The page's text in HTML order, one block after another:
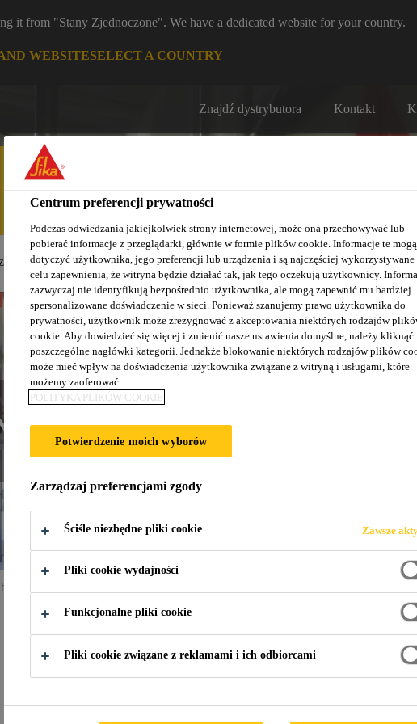
it from "Stany Zjednoczone". We have a dedicated website for your country.
WEBSITESELECT A COUNTRY
Znajdź dystrybutora Kontakt
Nasze realizacje Baza wiedzy / Dokumentacja Szkolenia
DOMIESZKI
na domieszki
Centrum preferencji prywatności
Podczas odwiedzania jakiejkolwiek strony internetowej, może ona przechowywać lub
pobierać informacje z przeglądarki, głównie w formie plików cookie. Informacje te mogą
dotyczyć użytkownika, jego preferencji lub urządzenia i są najczęściej wykorzystywane
celu zapewnienia, że witryna będzie działać tak, jak tego oczekują użytkownicy.
zazwyczaj nie identyfikują bezpośrednio użytkownika, ale mogą zapewnić mu bardziej
spersonalizowane doświadczenie w sieci. Ponieważ szanujemy prawo użytkownika do
prywatności, użytkownik może zrezygnować z akceptowania niektórych rodzajów
cookie. Aby dowiedzieć się więcej i zmienić nasze ustawienia domyślne, należy kliknąć
poszczególne nagłówki kategorii. Jednakże blokowanie niektórych rodzajów plików
może mieć wpływ na doświadczenia użytkownika związane z witryną i usługami, które
możemy zaoferować.
POLITYKA PLIKÓW COOKIE
Potwierdzenie moich wyborów
Zarządzaj preferencjami zgody
Ściśle niezbędne pliki cookie Zawsze
Pliki cookie wydajności
Funkcjonalne pliki cookie
Pliki cookie związane z reklamami i ich odbiorcami